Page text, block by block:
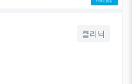
클리닉